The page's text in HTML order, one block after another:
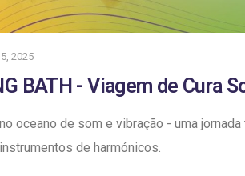
2025
BATH - Viagem de Cura
oceano de som e vibração - uma
de harmónicos.